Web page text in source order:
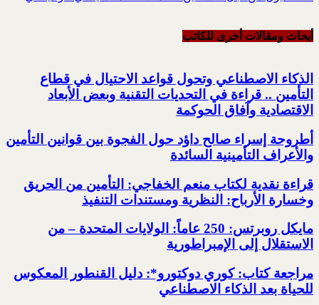
أبحاث ومقالات أخرى للکاتب
الذكاء الاصطناعي وتحول قواعد الاحتيال في قطاع
‏التأمين .. قراءة في التحديات التقنية وبعض الأبعاد
الاقتصادية وآفاق الحوكمة
أطروحة إسراء صالح داؤد حول الفجوة بين قوانين ‏التأمين
والأعراف التأمينية السائدة
قراءة نقدية لكتاب منعم الخفاجي:‏ التأمين من الحريق
‏وخسارة الأرباح: النظرية ‏ومستندات التنفيذ
مايكل روبرتس: 250 عاماً: الولايات المتحدة – من
الاستقلال إلى الإمبراطورية
مراجعة كتاب:‏ كوري دوكتورو*:‏ دليل القنطور المعكوس
للحياة بعد ‏الذكاء الاصطناعي